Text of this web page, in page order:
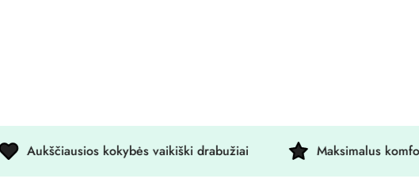
kokybės vaikiški drabužiai Maksimalus komfortas